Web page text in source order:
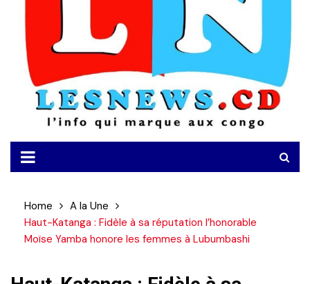
Home
A la Une
Haut-Katanga : Fidèle à sa réputation l’honorable
Moïse Yamba honore les femmes à Lubumbashi